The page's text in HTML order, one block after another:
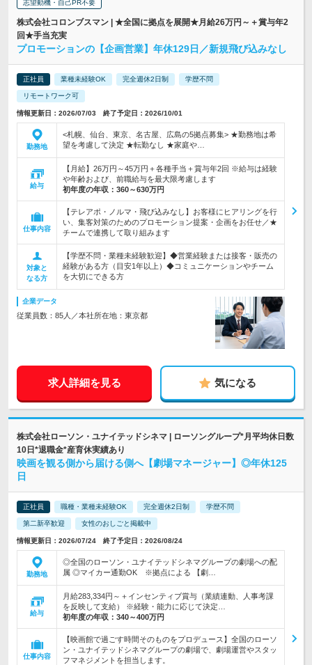
志望動機・自己PR不要
株式会社コロンブスマン | ★全国に拠点を展開★月給26万円～＋賞与年2
回★手当充実
プロモーションの【企画営業】年休129日／新規飛び込みなし
正社員 業種未経験OK 完全週休2日制 学歴不問
リモートワーク可
情報更新日：2026/07/03 終了予定日：2026/10/01
勤務地
<札幌、仙台、東京、名古屋、広島の5拠点募集> ★勤務地は希
望を考慮して決定 ★転勤なし ★家庭や…
給与
【月給】26万円～45万円＋各種手当＋賞与年2回 ※給与は経験
や年齢および、前職給与を最大限考慮します
初年度の年収： 360～630万円
仕事内容
【テレアポ・ノルマ・飛び込みなし】お客様にヒアリングを行
い、集客対策のためのプロモーション提案・企画をお任せ／★
チームで連携して取り組みます
対象と
なる方
【学歴不問・業種未経験歓迎】◆営業経験または接客・販売の
経験がある方（目安1年以上）◆コミュニケーションやチーム
を大切にできる方
企業データ
従業員数：85人／本社所在地：東京都
求人詳細を見る 気になる
株式会社ローソン・ユナイテッドシネマ | ローソングループ*月平均休日数
10日*退職金*産育休実績あり
映画を観る側から届ける側へ【劇場マネージャー】◎年休125
日
正社員 職種・業種未経験OK 完全週休2日制 学歴不問
第二新卒歓迎 女性のおしごと掲載中
情報更新日：2026/07/24 終了予定日：2026/08/24
勤務地
◎全国のローソン・ユナイテッドシネマグループの劇場への配
属 ◎マイカー通勤OK ※拠点による 【劇…
給与
月給283,334円～＋インセンティブ賞与（業績連動、人事考課
を反映して支給） ※経験・能力に応じて決定…
初年度の年収： 340～400万円
仕事内容
【映画館で過ごす時間そのものをプロデュース】全国のローソ
ン・ユナイテッドシネマグループの劇場で、劇場運営やスタッ
フマネジメントを担当します。